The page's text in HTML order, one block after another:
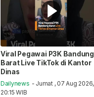
Viral Pegawai P3K Bandung
Barat Live TikTok di Kantor
Dinas
Dailynews - Jumat , 07 Aug 2026,
20:15 WIB